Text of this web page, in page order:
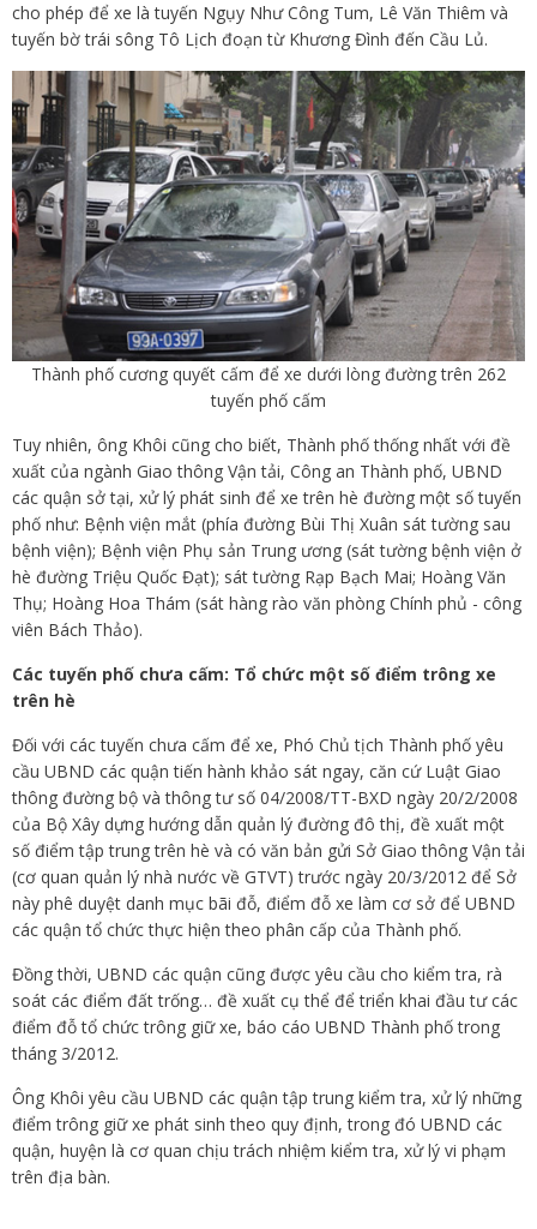
cho phép để xe là tuyến Ngụy Như Công Tum, Lê Văn Thiêm và
tuyến bờ trái sông Tô Lịch đoạn từ Khương Đình đến Cầu Lủ.
Thành phố cương quyết cấm để xe dưới lòng đường trên 262
tuyến phố cấm
Tuy nhiên, ông Khôi cũng cho biết, Thành phố thống nhất với đề
xuất của ngành Giao thông Vận tải, Công an Thành phố, UBND
các quận sở tại, xử lý phát sinh để xe trên hè đường một số tuyến
phố như: Bệnh viện mắt (phía đường Bùi Thị Xuân sát tường sau
bệnh viện); Bệnh viện Phụ sản Trung ương (sát tường bệnh viện ở
hè đường Triệu Quốc Đạt); sát tường Rạp Bạch Mai; Hoàng Văn
Thụ; Hoàng Hoa Thám (sát hàng rào văn phòng Chính phủ - công
viên Bách Thảo).
Các tuyến phố chưa cấm: Tổ chức một số điểm trông xe
trên hè
Đối với các tuyến chưa cấm để xe, Phó Chủ tịch Thành phố yêu
cầu UBND các quận tiến hành khảo sát ngay, căn cứ Luật Giao
thông đường bộ và thông tư số 04/2008/TT-BXD ngày 20/2/2008
của Bộ Xây dựng hướng dẫn quản lý đường đô thị, đề xuất một
số điểm tập trung trên hè và có văn bản gửi Sở Giao thông Vận tải
(cơ quan quản lý nhà nước về GTVT) trước ngày 20/3/2012 để Sở
này phê duyệt danh mục bãi đỗ, điểm đỗ xe làm cơ sở để UBND
các quận tổ chức thực hiện theo phân cấp của Thành phố.
Đồng thời, UBND các quận cũng được yêu cầu cho kiểm tra, rà
soát các điểm đất trống… đề xuất cụ thể để triển khai đầu tư các
điểm đỗ tổ chức trông giữ xe, báo cáo UBND Thành phố trong
tháng 3/2012.
Ông Khôi yêu cầu UBND các quận tập trung kiểm tra, xử lý những
điểm trông giữ xe phát sinh theo quy định, trong đó UBND các
quận, huyện là cơ quan chịu trách nhiệm kiểm tra, xử lý vi phạm
trên địa bàn.